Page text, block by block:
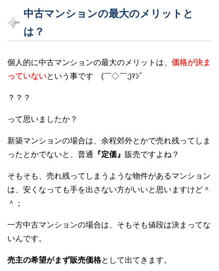
中古マンションの最大のメリットと
は？
個人的に中古マンションの最大のメリットは、 価格が決ま
っていないという事です (￣◇￣;)ﾏｼﾞ
？？？
って思いましたか？
新築マンションの場合は、余程郊外とかで売れ残ってしま
ったとかでないと、普通
『定価』 販売ですよね？
そもそも、売れ残ってしまうような物件があるマンション
は、安くなっても手を出さない方がいいと思いますけど＾
＾；
一方中古マンションの場合は、そもそも値段は決まってな
いんです。
売主の希望がまず販売価格として出てきます。